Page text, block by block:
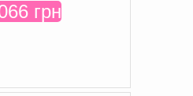
грн